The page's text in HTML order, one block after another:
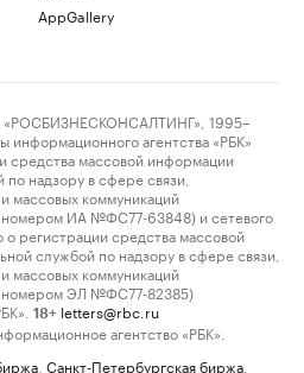
AppGallery
1995–
агентства «РБК»
средства массовой информации
надзору в сфере связи,
массовых коммуникаций
номером ИА №ФС77-63848) и сетевого
о регистрации средства массовой
службой по надзору в сфере связи,
массовых коммуникаций
номером ЭЛ №ФС77-82385)
18+ letters@rbc.ru
агентство «РБК».
Санкт-Петербургская биржа